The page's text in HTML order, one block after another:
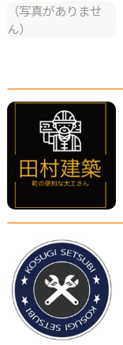
（写真がありませ
ん）